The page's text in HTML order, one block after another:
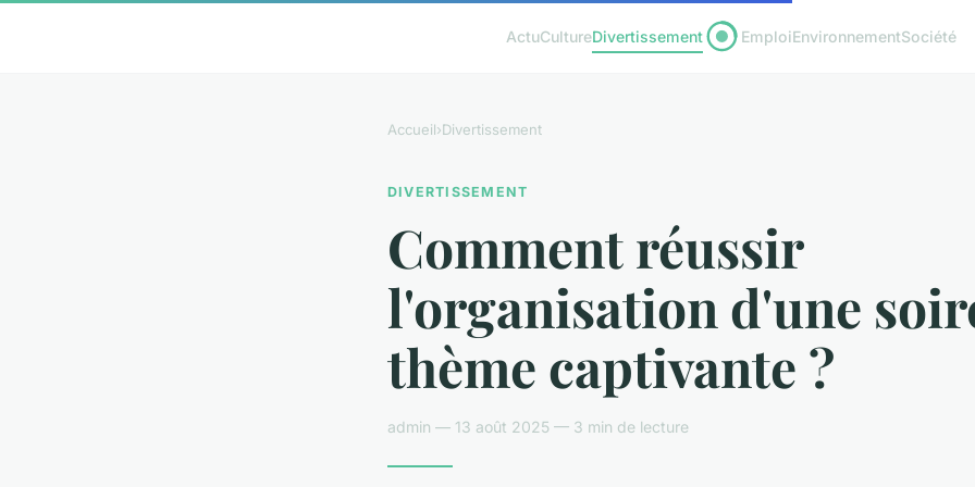
ActuCultureDivertissement EmploiEnvironnementSociété
Accueil›Divertissement
DIVERTISSEMENT
Comment réussir
l'organisation d'une
thème captivante ?
admin — 13 août 2025 — 3 min de lecture